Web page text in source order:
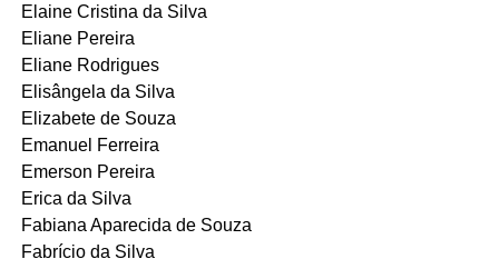
Elaine Cristina da Silva
Eliane Pereira
Eliane Rodrigues
Elisângela da Silva
Elizabete de Souza
Emanuel Ferreira
Emerson Pereira
Erica da Silva
Fabiana Aparecida de Souza
Fabrício da Silva